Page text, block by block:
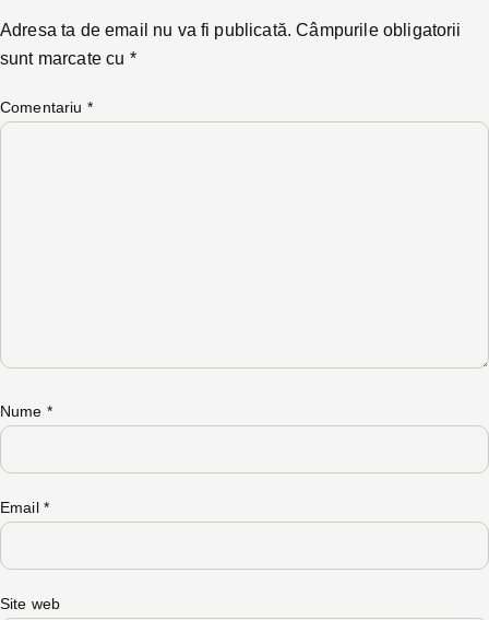
Adresa ta de email nu va fi publicată. Câmpurile obligatorii
sunt marcate cu *
Comentariu *
Nume *
Email *
Site web